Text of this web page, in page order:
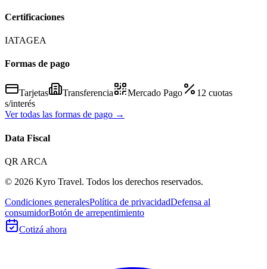
Certificaciones
IATAGEA
Formas de pago
Tarjetas Transferencia Mercado Pago
12 cuotas
s/interés
Ver todas las formas de pago →
Data Fiscal
QR ARCA
© 2026 Kyro Travel. Todos los derechos reservados.
Condiciones generalesPolítica de privacidadDefensa al
consumidorBotón de arrepentimiento
Cotizá ahora